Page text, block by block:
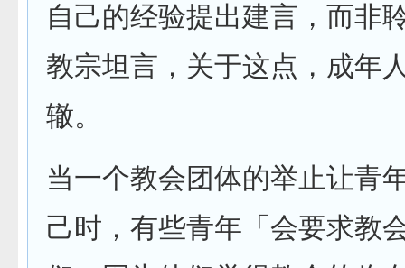
自己的经验提出建言，而非
教宗坦言，关于这点，成年
辙。
当一个教会团体的举止让青
己时，有些青年「会要求教